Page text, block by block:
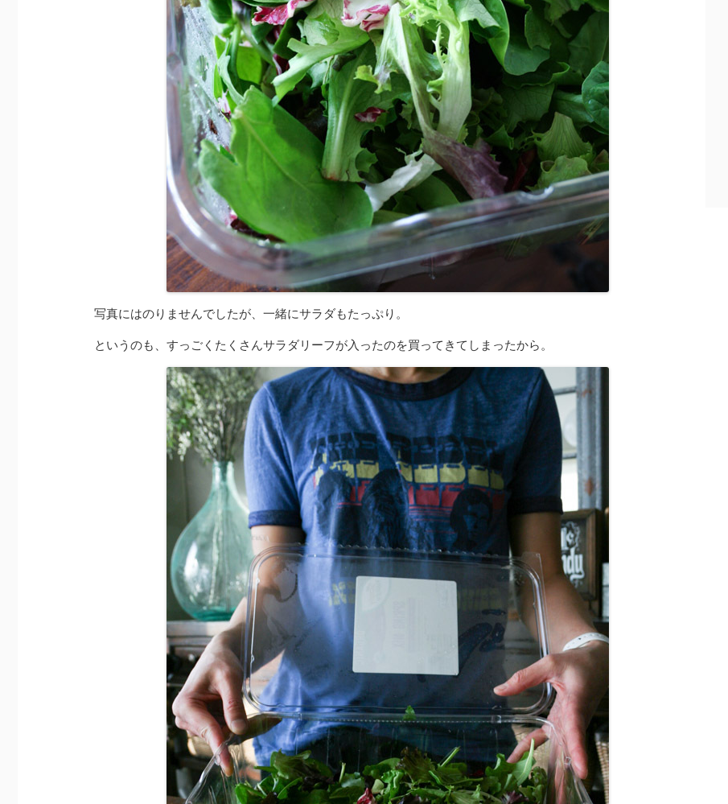
写真にはのりませんでしたが、一緒にサラダもたっぷり。
というのも、すっごくたくさんサラダリーフが入ったのを買ってきてしまったから。